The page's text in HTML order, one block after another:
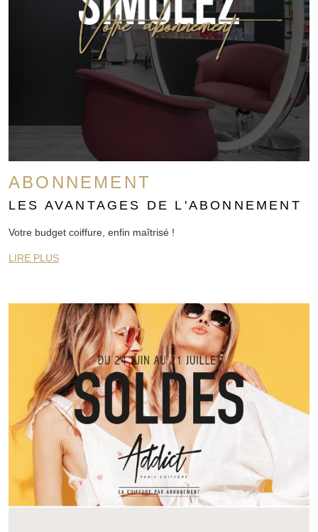
ABONNEMENT
LES AVANTAGES DE L'ABONNEMENT
Votre budget coiffure, enfin maîtrisé !
LIRE PLUS